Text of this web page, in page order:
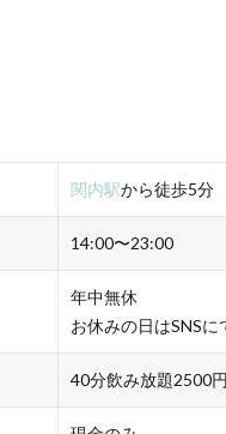
関内駅から徒歩5分
14:00〜23:00
年中無休
お休みの日はSNS
40分飲み放題2500円